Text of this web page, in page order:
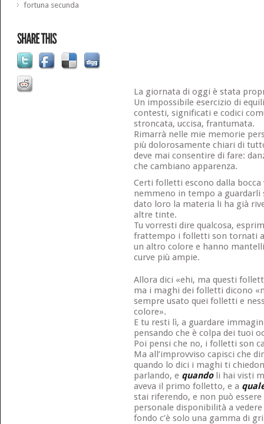
fortuna secunda
La giornata di oggi è stata
Un impossibile esercizio di
contesti, significati e codici
stroncata, uccisa, frantumata.
Rimarrà nelle mie memorie
più dolorosamente chiari di
deve mai consentire di fare:
che cambiano apparenza.
Certi folletti escono dalla
nemmeno in tempo a guardarli
dato loro la materia li ha già
altre tinte.
Tu vorresti dire qualcosa,
frattempo i folletti son tornati
un altro colore e hanno
curve più ampie.
Allora dici «ehi, ma questi
ma i maghi dei folletti dicono
sempre usato quei folletti e
colore».
E tu resti lì, a guardare
pensando che è colpa dei tuoi
Poi pensi che no, i folletti son
Ma all’improvviso capisci che
quando lo dici i maghi ti
parlando, e quandoli hai visti
aveva il primo folletto, e a
stai riferendo, e non può
personale disponibilità a
fondo c’è solo una gamma di